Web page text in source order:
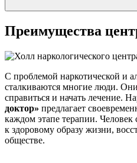
Преимущества
С проблемой наркотической и
сталкиваются многие люди.
справиться и начать лечение.
доктор» предлагает
каждом этапе терапии. Человек
к здоровому образу жизни,
обществе.